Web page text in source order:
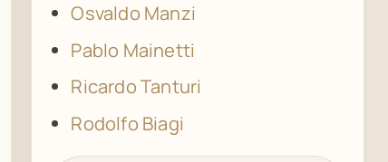
Osvaldo Manzi
Pablo Mainetti
Ricardo Tanturi
Rodolfo Biagi